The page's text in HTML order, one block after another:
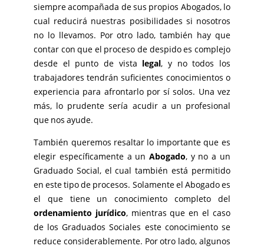
siempre acompañada de sus propios Abogados, lo
cual reducirá nuestras posibilidades si nosotros
no lo llevamos. Por otro lado, también hay que
contar con que el proceso de despido es complejo
desde el punto de vista legal, y no todos los
trabajadores tendrán suficientes conocimientos o
experiencia para afrontarlo por sí solos. Una vez
más, lo prudente sería acudir a un profesional
que nos ayude.
También queremos resaltar lo importante que es
elegir específicamente a un Abogado, y no a un
Graduado Social, el cual también está permitido
en este tipo de procesos. Solamente el Abogado es
el que tiene un conocimiento completo del
ordenamiento jurídico, mientras que en el caso
de los Graduados Sociales este conocimiento se
reduce considerablemente. Por otro lado, algunos